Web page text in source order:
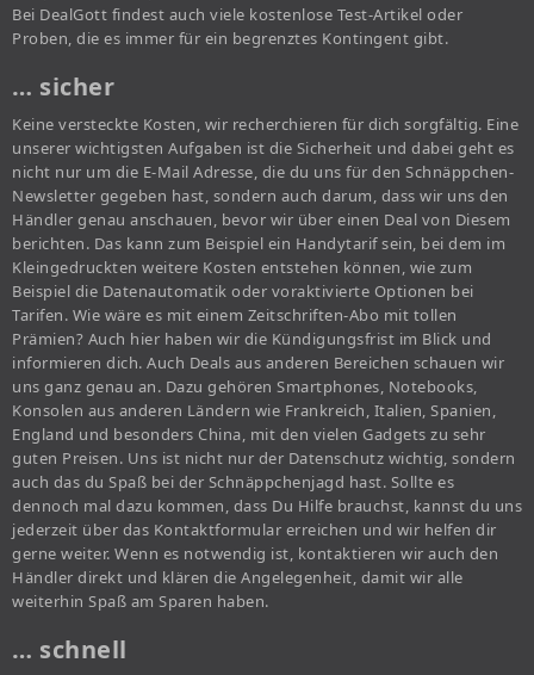
Bei DealGott findest auch viele kostenlose Test-Artikel oder
Proben, die es immer für ein begrenztes Kontingent gibt.
… sicher
Keine versteckte Kosten, wir recherchieren für dich sorgfältig. Eine
unserer wichtigsten Aufgaben ist die Sicherheit und dabei geht es
nicht nur um die E-Mail Adresse, die du uns für den Schnäppchen-
Newsletter gegeben hast, sondern auch darum, dass wir uns den
Händler genau anschauen, bevor wir über einen Deal von Diesem
berichten. Das kann zum Beispiel ein Handytarif sein, bei dem im
Kleingedruckten weitere Kosten entstehen können, wie zum
Beispiel die Datenautomatik oder voraktivierte Optionen bei
Tarifen. Wie wäre es mit einem Zeitschriften-Abo mit tollen
Prämien? Auch hier haben wir die Kündigungsfrist im Blick und
informieren dich. Auch Deals aus anderen Bereichen schauen wir
uns ganz genau an. Dazu gehören Smartphones, Notebooks,
Konsolen aus anderen Ländern wie Frankreich, Italien, Spanien,
England und besonders China, mit den vielen Gadgets zu sehr
guten Preisen. Uns ist nicht nur der Datenschutz wichtig, sondern
auch das du Spaß bei der Schnäppchenjagd hast. Sollte es
dennoch mal dazu kommen, dass Du Hilfe brauchst, kannst du uns
jederzeit über das Kontaktformular erreichen und wir helfen dir
gerne weiter. Wenn es notwendig ist, kontaktieren wir auch den
Händler direkt und klären die Angelegenheit, damit wir alle
weiterhin Spaß am Sparen haben.
… schnell